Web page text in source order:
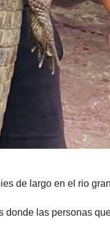
de largo en el rio
donde las personas